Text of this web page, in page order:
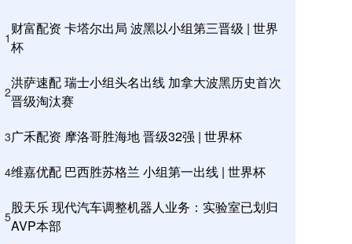
1
财富配资 卡塔尔出局 波黑以小组第三晋级 | 世界
杯
2
洪萨速配 瑞士小组头名出线 加拿大波黑历史首次
晋级淘汰赛
3广禾配资 摩洛哥胜海地 晋级32强 | 世界杯
4维嘉优配 巴西胜苏格兰 小组第一出线 | 世界杯
5
股天乐 现代汽车调整机器人业务：实验室已划归
AVP本部